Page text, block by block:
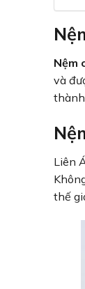
Nệm
và
Liên
thế